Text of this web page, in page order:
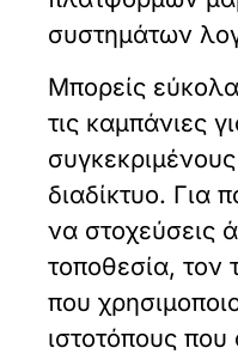
συστημάτων
Μπορείς
τις καμπάνιες
διαδίκτυο. Για
να στοχεύσεις
τοποθεσία, τον
που
ιστοτόπους